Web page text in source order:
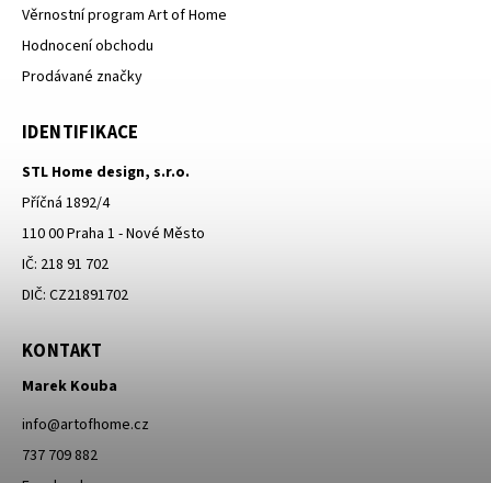
Věrnostní program Art of Home
Hodnocení obchodu
Prodávané značky
IDENTIFIKACE
STL Home design, s.r.o.
Příčná 1892/4
110 00 Praha 1 - Nové Město
IČ: 218 91 702
DIČ: CZ21891702
KONTAKT
Marek Kouba
info@artofhome.cz
737 709 882